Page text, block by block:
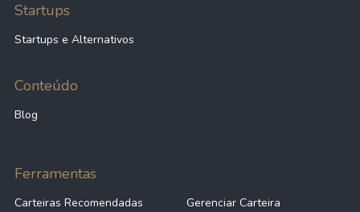
Startups
Startups e Alternativos
Conteúdo
Blog
Ferramentas
Carteiras Recomendadas
Gerenciar Carteira